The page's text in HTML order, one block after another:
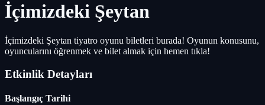
İçimizdeki Şeytan
İçimizdeki Şeytan tiyatro oyunu biletleri burada! Oyunun konusunu,
oyuncularını öğrenmek ve bilet almak için hemen tıkla!
Etkinlik Detayları
Başlangıç Tarihi